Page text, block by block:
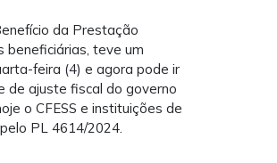
da Prestação
beneficiárias, teve um
feira (4) e agora pode ir
de ajuste fiscal do governo
o CFESS e instituições de
PL 4614/2024.